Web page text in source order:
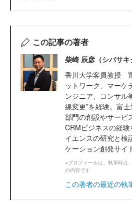
この記事の著者
柴崎 辰彦（シバサキ
香川大学客員教授
ットワーク、マーケ
ンジニア、コンサル
線変更”を経験。富
部門の創設やサービ
CRMビジネスの経
イエンスの研究と検
ケーション創発サイ
※プロフィールは、執筆時点
の内容です
この著者の最近の執